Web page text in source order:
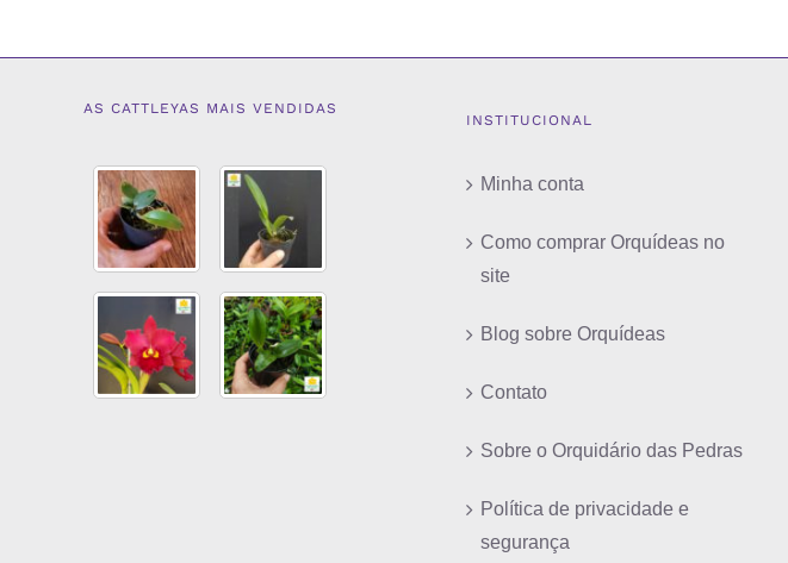
AS CATTLEYAS MAIS VENDIDAS
INSTITUCIONAL
Minha conta
Como comprar Orquídeas no
site
Blog sobre Orquídeas
Contato
Sobre o Orquidário das Pedras
Política de privacidade e
segurança